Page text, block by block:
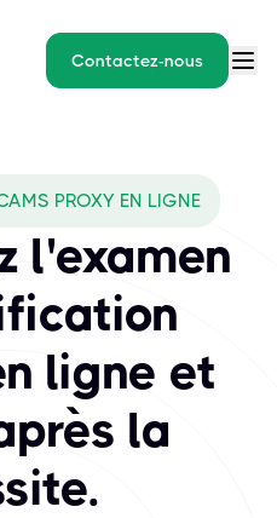
Contactez-nous
certifiés en lutte contre
PROXY EN LIGNE
l'examen
ligne et
la